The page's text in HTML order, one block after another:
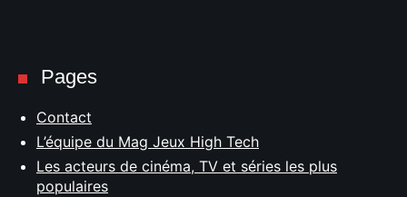
Pages
Contact
L’équipe du Mag Jeux High Tech
Les acteurs de cinéma, TV et séries les plus
populaires